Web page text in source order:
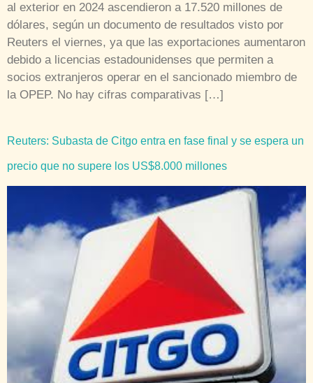
al exterior en 2024 ascendieron a 17.520 millones de
dólares, según un documento de resultados visto por
Reuters el viernes, ya que las exportaciones aumentaron
debido a licencias estadounidenses que permiten a
socios extranjeros operar en el sancionado miembro de
la OPEP. No hay cifras comparativas […]
Reuters: Subasta de Citgo entra en fase final y se espera un
precio que no supere los US$8.000 millones